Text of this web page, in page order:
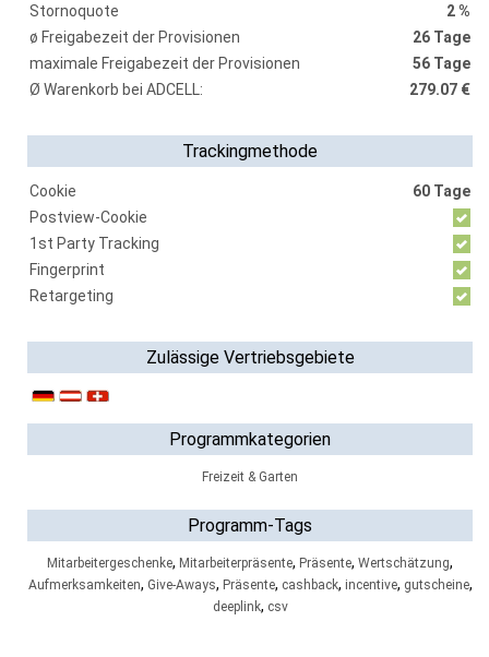
Stornoquote
2 %
ø Freigabezeit der Provisionen
26 Tage
maximale Freigabezeit der Provisionen
56 Tage
Ø Warenkorb bei ADCELL:
279.07 €
Trackingmethode
Cookie
60 Tage
Postview-Cookie
1st Party Tracking
Fingerprint
Retargeting
Zulässige Vertriebsgebiete
Programmkategorien
Freizeit & Garten
Programm-Tags
Mitarbeitergeschenke, Mitarbeiterpräsente, Präsente, Wertschätzung,
Aufmerksamkeiten, Give-Aways, Präsente, cashback, incentive, gutscheine,
deeplink, csv